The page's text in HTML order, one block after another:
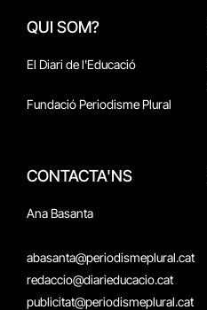
QUI SOM?
El Diari de l'Educació
Fundació Periodisme Plural
CONTACTA'NS
Ana Basanta
abasanta@periodismeplural.cat
redaccio@diarieducacio.cat
publicitat@periodismeplural.cat